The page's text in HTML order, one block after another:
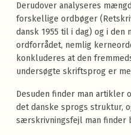
Derudover analyseres
forskellige ordbøger
dansk 1955 til i dag) og i den
ordforrådet, nemlig
konkluderes at den
undersøgte skriftsprog er
Desuden finder man artikler
det danske sprogs struktur,
særskrivningsfejl man finder